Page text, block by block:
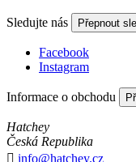
Sledujte nás Přepnout
Facebook
Instagram
Informace o obchodu
Hatchey
Česká Republika
 info@hatchey.cz